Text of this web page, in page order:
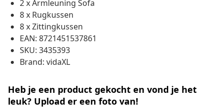
2 x Armleuning Sofa
8 x Rugkussen
8 x Zittingkussen
EAN: 8721451537861
SKU: 3435393
Brand: vidaXL
Heb je een product gekocht en vond je het
leuk? Upload er een foto van!